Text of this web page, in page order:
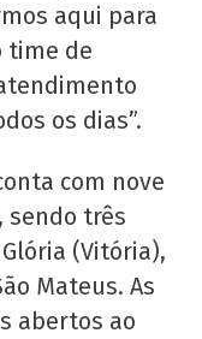
aqui para
time de
os dias”.
com nove
sendo três
(Vitória),
Mateus. As
abertos ao